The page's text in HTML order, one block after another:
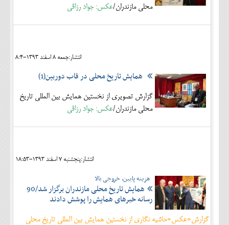
محلی مازندران/عکس: جواد رزاقی
انتشار:جمعه 8 اسفند 1393-8:4
همایش تاریخ محلی در قاب دوربین(1)
گزارش تصویری از نخستین همایش بین المللی تاریخ
محلی مازندران/عکس: جواد رزاقی
انتشار:پنجشنبه 7 اسفند 1393-18:53
هزینه پایین، خروجی بالا
همایش تاریخ محلی مازندران برگزار شد/90
رسانه خبرهای همایش را پوشش دادند
گزارش+عکس+حاشیه نگاری از نخستین همایش بین المللی تاریخ محلی